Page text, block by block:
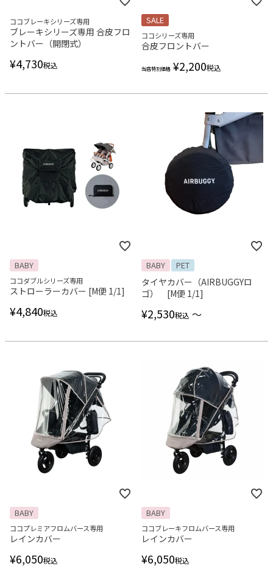
ココブレーキシリーズ専用
ブレーキシリーズ専用 合皮フロ
ントバー（開閉式）
¥4,730税込
SALE
ココシリーズ専用
合皮フロントバー
当店特別価格 ¥2,200税込
BABY
ココダブルシリーズ専用
ストローラーカバー [M便 1/1]
¥4,840税込
BABY PET
タイヤカバー（AIRBUGGYロ
ゴ） [M便 1/1]
¥2,530税込 〜
BABY
ココプレミアフロムバース専用
レインカバー
¥6,050税込
BABY
ココブレーキフロムバース専用
レインカバー
¥6,050税込